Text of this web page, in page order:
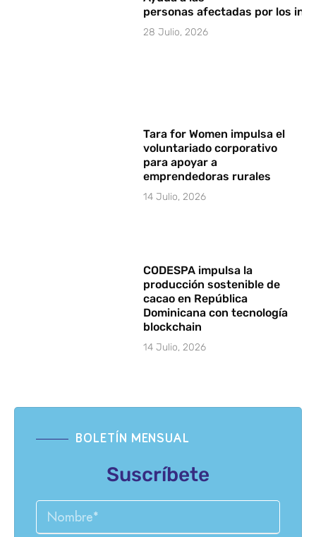
personas afectadas por los
28 Julio, 2026
Tara for Women impulsa el
voluntariado corporativo
para apoyar a
emprendedoras rurales
14 Julio, 2026
CODESPA impulsa la
producción sostenible de
cacao en República
Dominicana con tecnología
blockchain
14 Julio, 2026
BOLETÍN MENSUAL
Suscríbete